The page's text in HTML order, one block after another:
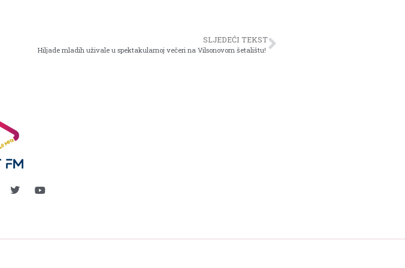
SLJEDEĆI TEKST
Hiljade mladih uživale u spektakularnoj večeri na Vilsonovom šetalištu!